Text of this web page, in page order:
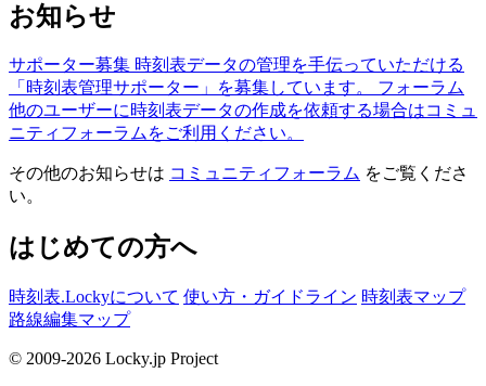
お知らせ
サポーター募集 時刻表データの管理を手伝っていただける
「時刻表管理サポーター」を募集しています。
フォーラム
他のユーザーに時刻表データの作成を依頼する場合はコミュ
ニティフォーラムをご利用ください。
その他のお知らせは コミュニティフォーラム をご覧くださ
い。
はじめての方へ
時刻表.Lockyについて 使い方・ガイドライン 時刻表マップ
路線編集マップ
© 2009-2026 Locky.jp Project